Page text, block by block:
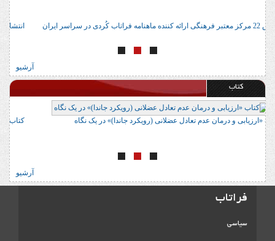
آدرس 22 مرکز معتبر فرهنگی ارائه کننده ماهنامه فراتاب کُردی در سراسر ایران
آرشیو
کتاب
کتاب «ارزیابی و درمان عدم تعادل عضلانی (رویکرد جاندا)» در یک نگاه
آرشیو
فراتاب
سیاسی